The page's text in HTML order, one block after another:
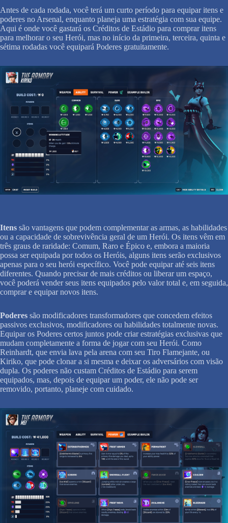
Antes de cada rodada, você terá um curto período para equipar itens e
poderes no Arsenal, enquanto planeja uma estratégia com sua equipe.
Aqui é onde você gastará os Créditos de Estádio para comprar itens
para melhorar o seu Herói, mas no início da primeira, terceira, quinta e
sétima rodadas você equipará Poderes gratuitamente.
Itens são vantagens que podem complementar as armas, as habilidades
ou a capacidade de sobrevivência geral de um Herói. Os itens vêm em
três graus de raridade: Comum, Raro e Épico e, embora a maioria
possa ser equipada por todos os Heróis, alguns itens serão exclusivos
apenas para o seu herói específico. Você pode equipar até seis itens
diferentes. Quando precisar de mais créditos ou liberar um espaço,
você poderá vender seus itens equipados pelo valor total e, em seguida,
comprar e equipar novos itens.
Poderes são modificadores transformadores que concedem efeitos
passivos exclusivos, modificadores ou habilidades totalmente novas.
Equipar os Poderes certos juntos pode criar estratégias exclusivas que
mudam completamente a forma de jogar com seu Herói. Como
Reinhardt, que envia lava pela arena com seu Tiro Flamejante, ou
Kiriko, que pode clonar a si mesma e deixar os adversários com visão
dupla. Os poderes não custam Créditos de Estádio para serem
equipados, mas, depois de equipar um poder, ele não pode ser
removido, portanto, planeje com cuidado.